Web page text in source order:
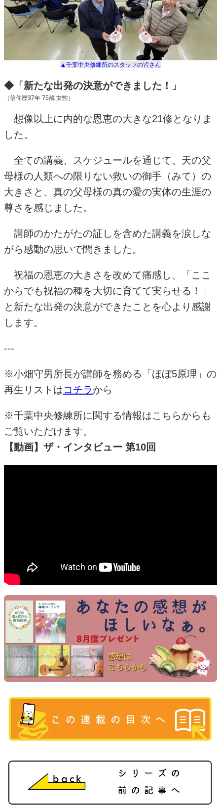
▲千葉中央修練所のスタッフの皆さん
◆「新たな出発の決意ができました！」
（信仰歴37年 75歳 女性）
想像以上に内的な恩恵の大きな21修となりま
した。
全ての講義、スケジュールを通じて、天の父
母様の人類への限りない救いの御手（みて）の
大きさと、真の父母様の真の愛の実体の生涯の
尊さを感じました。
講師のかたがたの証しを含めた講義を涙しな
がら感動の思いで聞きました。
祝福の恩恵の大きさを改めて痛感し、「ここ
からでも祝福の種を大切に育てて実らせる！」
と新たな出発の決意ができたことを心より感謝
します。
---
※小畑守男所長が講師を務める「ほぼ5原理」の
再生リストはコチラから
※千葉中央修練所に関する情報はこちらからも
ご覧いただけます。
【動画】ザ・インタビュー 第10回